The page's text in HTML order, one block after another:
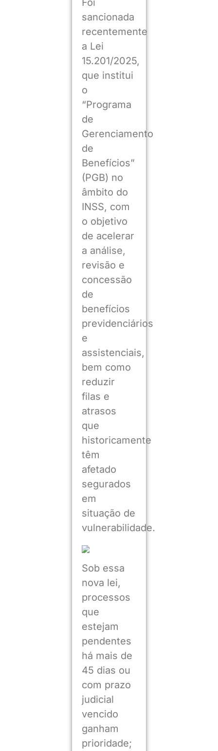
Foi
sancionada
recentemente
a Lei
15.201/2025,
que institui
o
“Programa
de
Gerenciamento
de
Benefícios”
(PGB) no
âmbito do
INSS, com
o objetivo
de acelerar
a análise,
revisão e
concessão
de
benefícios
previdenciários
e
assistenciais,
bem como
reduzir
filas e
atrasos
que
historicamente
têm
afetado
segurados
em
situação de
vulnerabilidade.
Sob essa
nova lei,
processos
que
estejam
pendentes
há mais de
45 dias ou
com prazo
judicial
vencido
ganham
prioridade;